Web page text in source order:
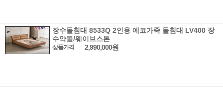
장수돌침대 8533Q 2인용 에코가죽 돌침대 LV400 장
수약돌/웨이브스톤
상품가격 2,990,000원